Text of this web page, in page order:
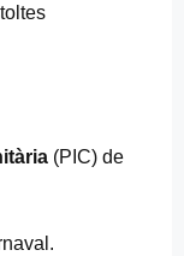
(PIC) de